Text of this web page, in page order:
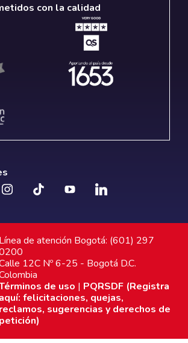
con la calidad
Línea de atención Bogotá: (601) 297
12C Nº 6-25 - Bogotá D.C.
de uso | PQRSDF (Registra
aquí: felicitaciones, quejas,
reclamos, sugerencias y derechos de
petición)